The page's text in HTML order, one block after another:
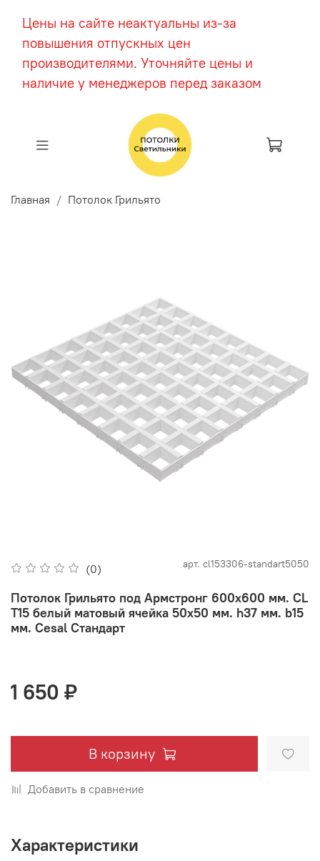
Цены на сайте неактуальны из-за
повышения отпускных цен
производителями. Уточняйте цены и
наличие у менеджеров перед заказом
Главная Потолок Грильято
(0) арт. cl153306-standart5050
Потолок Грильято под Армстронг 600x600 мм. CL
T15 белый матовый ячейка 50х50 мм. h37 мм. b15
мм. Cesal Стандарт
1 650 ₽
В корзину
Добавить в сравнение
Характеристики